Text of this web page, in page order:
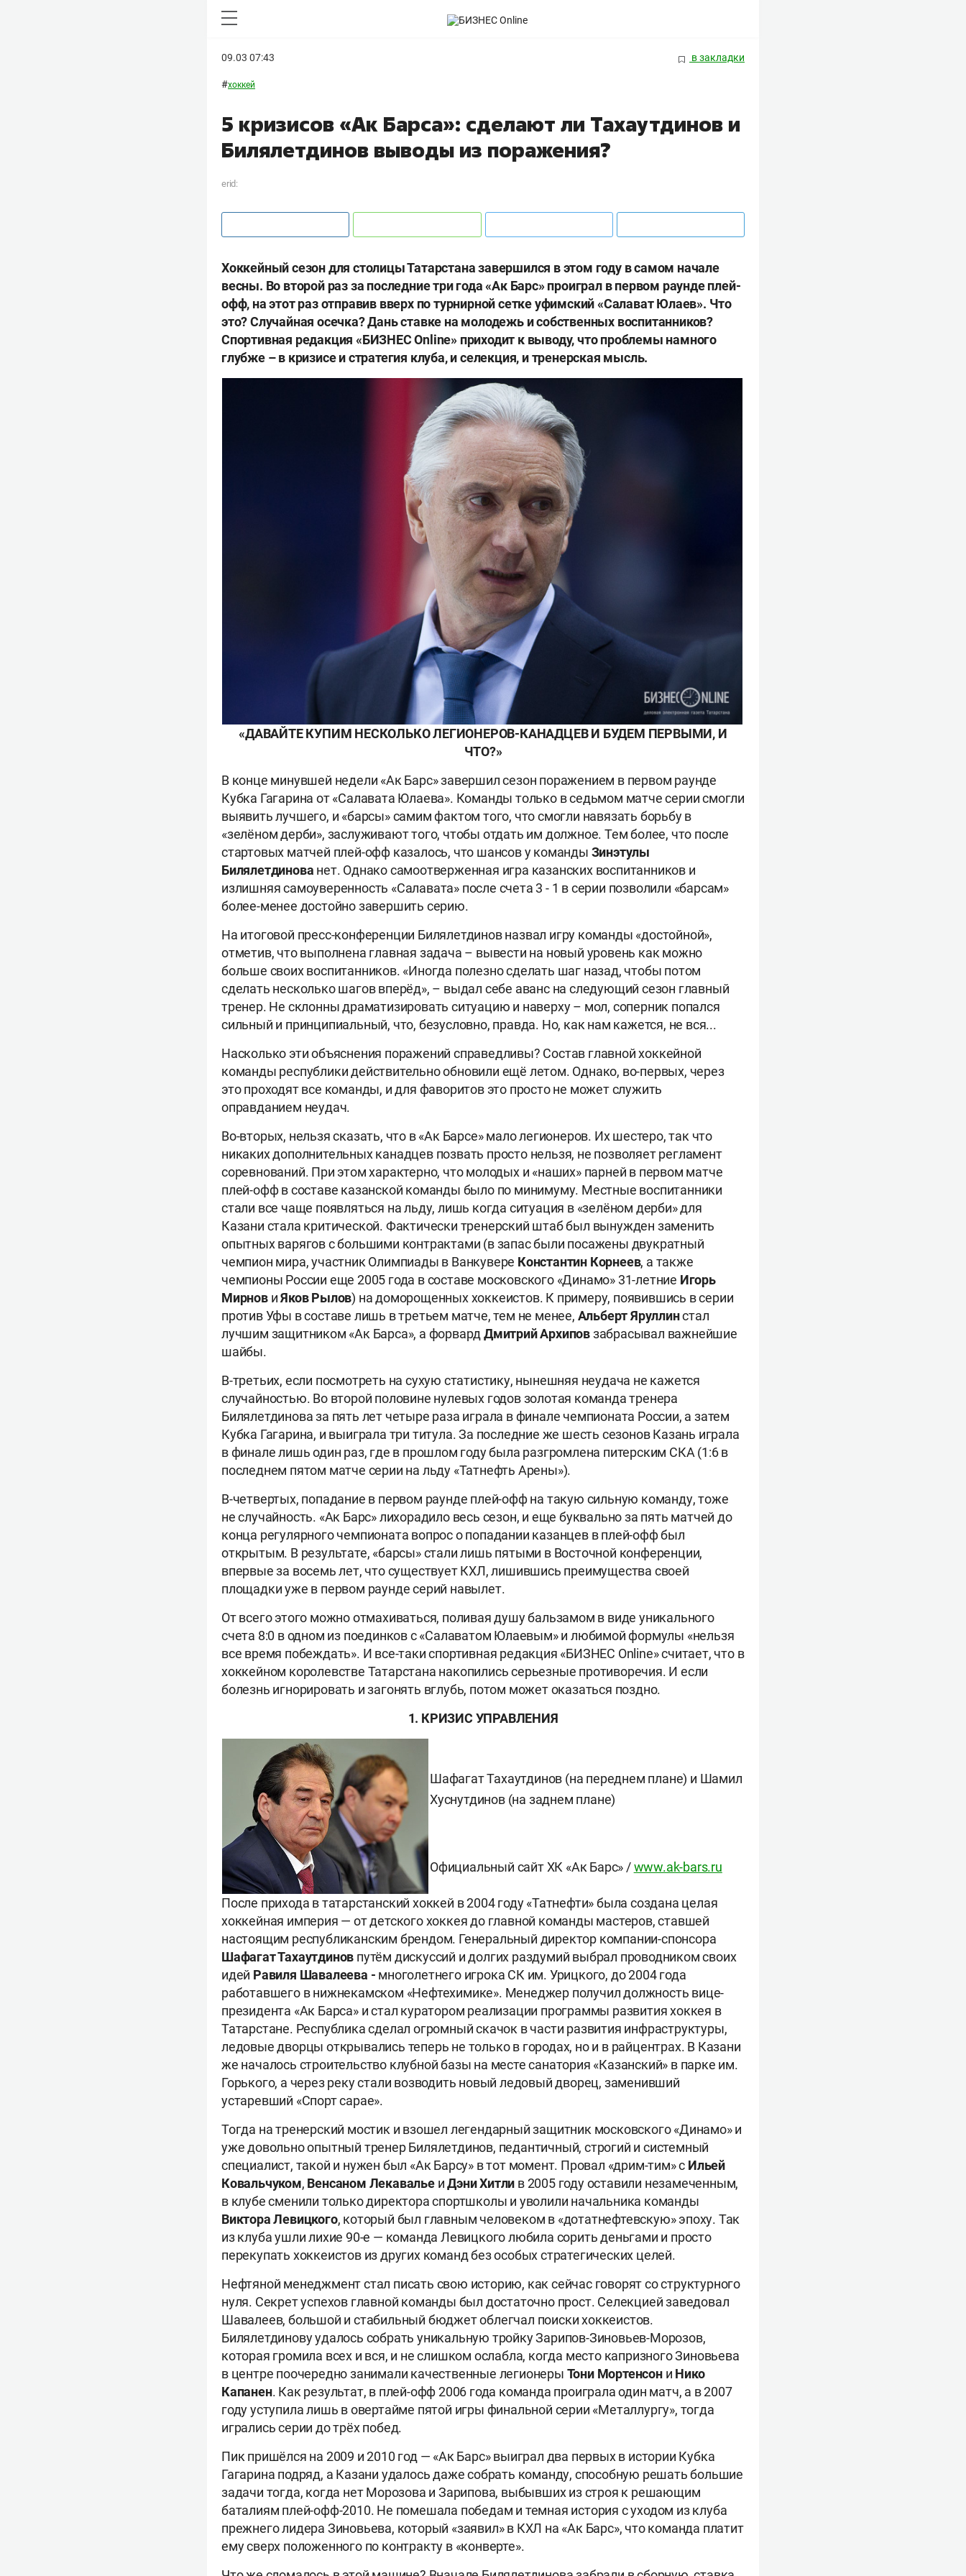
09.03 07:43 в закладки
#хоккей
5 кризисов «Ак Барса»: сделают ли Тахаутдинов и
Билялетдинов выводы из поражения?
erid:
Хоккейный сезон для столицы Татарстана завершился в этом году в самом начале
весны. Во второй раз за последние три года «Ак Барс» проиграл в первом раунде плей-
офф, на этот раз отправив вверх по турнирной сетке уфимский «Салават Юлаев». Что
это? Случайная осечка? Дань ставке на молодежь и собственных воспитанников?
Спортивная редакция «БИЗНЕС Online» приходит к выводу, что проблемы намного
глубже – в кризисе и стратегия клуба, и селекция, и тренерская мысль.
«ДАВАЙТЕ КУПИМ НЕСКОЛЬКО ЛЕГИОНЕРОВ-КАНАДЦЕВ И БУДЕМ ПЕРВЫМИ, И
ЧТО?»
В конце минувшей недели «Ак Барс» завершил сезон поражением в первом раунде
Кубка Гагарина от «Салавата Юлаева». Команды только в седьмом матче серии смогли
выявить лучшего, и «барсы» самим фактом того, что смогли навязать борьбу в
«зелёном дерби», заслуживают того, чтобы отдать им должное. Тем более, что после
стартовых матчей плей-офф казалось, что шансов у команды Зинэтулы
Билялетдинова нет. Однако самоотверженная игра казанских воспитанников и
излишняя самоуверенность «Салавата» после счета 3 - 1 в серии позволили «барсам»
более-менее достойно завершить серию.
На итоговой пресс-конференции Билялетдинов назвал игру команды «достойной»,
отметив, что выполнена главная задача – вывести на новый уровень как можно
больше своих воспитанников. «Иногда полезно сделать шаг назад, чтобы потом
сделать несколько шагов вперёд», – выдал себе аванс на следующий сезон главный
тренер. Не склонны драматизировать ситуацию и наверху – мол, соперник попался
сильный и принципиальный, что, безусловно, правда. Но, как нам кажется, не вся...
Насколько эти объяснения поражений справедливы? Состав главной хоккейной
команды республики действительно обновили ещё летом. Однако, во-первых, через
это проходят все команды, и для фаворитов это просто не может служить
оправданием неудач.
Во-вторых, нельзя сказать, что в «Ак Барсе» мало легионеров. Их шестеро, так что
никаких дополнительных канадцев позвать просто нельзя, не позволяет регламент
соревнований. При этом характерно, что молодых и «наших» парней в первом матче
плей-офф в составе казанской команды было по минимуму. Местные воспитанники
стали все чаще появляться на льду, лишь когда ситуация в «зелёном дерби» для
Казани стала критической. Фактически тренерский штаб был вынужден заменить
опытных варягов с большими контрактами (в запас были посажены двукратный
чемпион мира, участник Олимпиады в Ванкувере Константин Корнеев, а также
чемпионы России еще 2005 года в составе московского «Динамо» 31-летние Игорь
Мирнов иЯков Рылов) на доморощенных хоккеистов. К примеру, появившись в серии
против Уфы в составе лишь в третьем матче, тем не менее, Альберт Яруллинстал
лучшим защитником «Ак Барса», а форвардДмитрий Архиповзабрасывал важнейшие
шайбы.
В-третьих, если посмотреть на сухую статистику, нынешняя неудача не кажется
случайностью. Во второй половине нулевых годов золотая команда тренера
Билялетдинова за пять лет четыре раза играла в финале чемпионата России, а затем
Кубка Гагарина, и выиграла три титула. За последние же шесть сезонов Казань играла
в финале лишь один раз, где в прошлом году была разгромлена питерским СКА (1:6 в
последнем пятом матче серии на льду «Татнефть Арены»).
В-четвертых, попадание в первом раунде плей-офф на такую сильную команду, тоже
не случайность. «Ак Барс» лихорадило весь сезон, и еще буквально за пять матчей до
конца регулярного чемпионата вопрос о попадании казанцев в плей-офф был
открытым. В результате, «барсы» стали лишь пятыми в Восточной конференции,
впервые за восемь лет, что существует КХЛ, лишившись преимущества своей
площадки уже в первом раунде серий навылет.
От всего этого можно отмахиваться, поливая душу бальзамом в виде уникального
счета 8:0 в одном из поединков с «Салаватом Юлаевым» и любимой формулы «нельзя
все время побеждать». И все-таки спортивная редакция «БИЗНЕС Online» считает, что в
хоккейном королевстве Татарстана накопились серьезные противоречия. И если
болезнь игнорировать и загонять вглубь, потом может оказаться поздно.
1. КРИЗИС УПРАВЛЕНИЯ
Шафагат Тахаутдинов (на переднем плане) и Шамил
Хуснутдинов (на заднем плане)
Официальный сайт ХК «Ак Барс» /www.ak-bars.ru
После прихода в татарстанский хоккей в 2004 году «Татнефти» была создана целая
хоккейная империя — от детского хоккея до главной команды мастеров, ставшей
настоящим республиканским брендом. Генеральный директор компании-спонсора
Шафагат Тахаутдинов путём дискуссий и долгих раздумий выбрал проводником своих
идей Равиля Шавалеева - многолетнего игрока СК им. Урицкого, до 2004 года
работавшего в нижнекамском «Нефтехимике». Менеджер получил должность вице-
президента «Ак Барса» и стал куратором реализации программы развития хоккея в
Татарстане. Республика сделал огромный скачок в части развития инфраструктуры,
ледовые дворцы открывались теперь не только в городах, но и в райцентрах. В Казани
же началось строительство клубной базы на месте санатория «Казанский» в парке им.
Горького, а через реку стали возводить новый ледовый дворец, заменивший
устаревший «Спорт сарае».
Тогда на тренерский мостик и взошел легендарный защитник московского «Динамо» и
уже довольно опытный тренер Билялетдинов, педантичный, строгий и системный
специалист, такой и нужен был «Ак Барсу» в тот момент. Провал «дрим-тим» с Ильей
Ковальчуком, Венсаном ЛекавальеиДэни Хитли в 2005 году оставили незамеченным,
в клубе сменили только директора спортшколы и уволили начальника команды
Виктора Левицкого, который был главным человеком в «дотатнефтевскую» эпоху. Так
из клуба ушли лихие 90-е — команда Левицкого любила сорить деньгами и просто
перекупать хоккеистов из других команд без особых стратегических целей.
Нефтяной менеджмент стал писать свою историю, как сейчас говорят со структурного
нуля. Секрет успехов главной команды был достаточно прост. Селекцией заведовал
Шавалеев, большой и стабильный бюджет облегчал поиски хоккеистов.
Билялетдинову удалось собрать уникальную тройку Зарипов-Зиновьев-Морозов,
которая громила всех и вся, и не слишком ослабла, когда место капризного Зиновьева
в центре поочередно занимали качественные легионеры Тони Мортенсони Нико
Капанен. Как результат, в плей-офф 2006 года команда проиграла один матч, а в 2007
году уступила лишь в овертайме пятой игры финальной серии «Металлургу», тогда
игрались серии до трёх побед.
Пик пришёлся на 2009 и 2010 год — «Ак Барс» выиграл два первых в истории Кубка
Гагарина подряд, а Казани удалось даже собрать команду, способную решать большие
задачи тогда, когда нет Морозова и Зарипова, выбывших из строя к решающим
баталиям плей-офф-2010. Не помешала победам и темная история с уходом из клуба
прежнего лидера Зиновьева, который «заявил» в КХЛ на «Ак Барс», что команда платит
ему сверх положенного по контракту в «конверте».